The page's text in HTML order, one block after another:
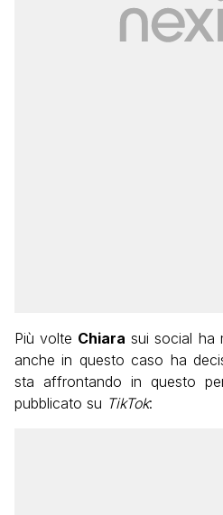
Più volte Chiara sui social ha
anche in questo caso ha
sta affrontando in questo
pubblicato su TikTok: